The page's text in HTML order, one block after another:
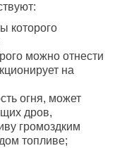
которого
можно отнести
на
огня, может
дров,
громоздким
топливе;